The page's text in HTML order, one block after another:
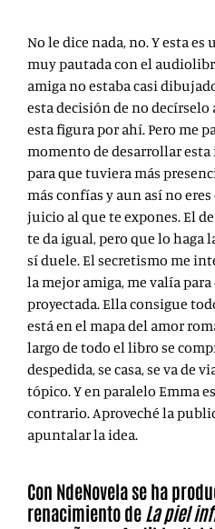
No le dice nada, no. Y esta
muy pautada con el
amiga no estaba casi
esta decisión de no decírselo
esta figura por ahí. Pero me
momento de desarrollar
para que tuviera más
más confías y aun así no
juicio al que te expones. El
te da igual, pero que lo haga
sí duele. El secretismo me
la mejor amiga, me valía
proyectada. Ella consigue
está en el mapa del amor
largo de todo el libro se
despedida, se casa, se va de
tópico. Y en paralelo Emma
contrario. Aproveché la
apuntalar la idea.
Con NdeNovela se ha
renacimiento de La piel